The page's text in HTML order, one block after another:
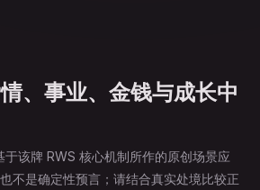
、事业、金钱与成长中
该牌 RWS 核心机制所作的原创场景应
不是确定性预言；请结合真实处境比较正